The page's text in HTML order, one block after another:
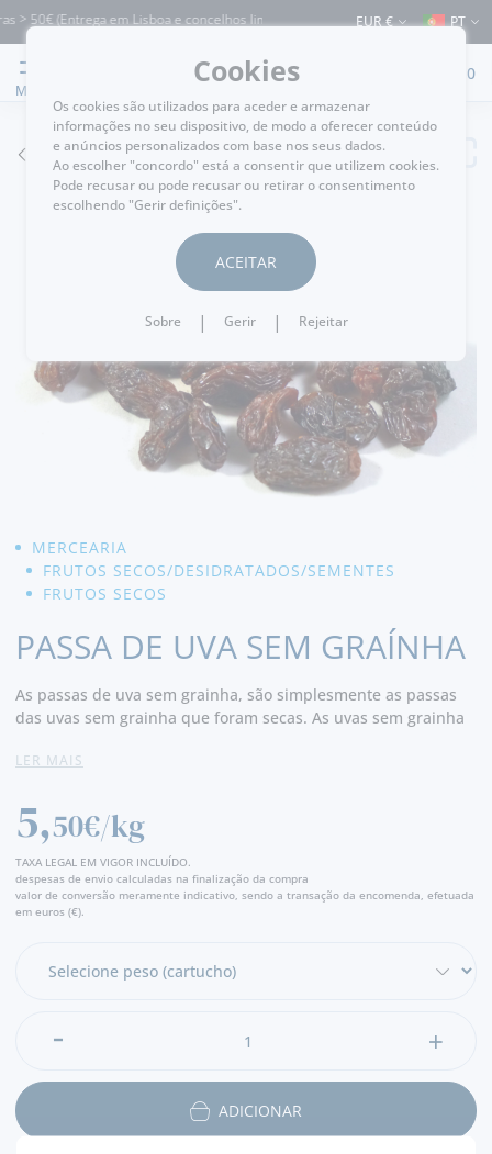
50€ (Entrega em Lisboa e concelhos limítrofes) ⚠️ Envios para Portugal e para
EUR € PT
MENU
0
VOLTAR
MERCEARIA
FRUTOS SECOS/DESIDRATADOS/SEMENTES
FRUTOS SECOS
PASSA DE UVA SEM GRAÍNHA
As passas de uva sem grainha, são simplesmente as passas
das uvas sem grainha que foram secas. As uvas sem grainha
geneticamente. As passas têm muitos benefícios para a saúde
provitamina A (beta caroteno) e de vitamina B3. A vitamina C
perde-se no processo de secagem, a par do que acontece com
outros frutos desidratados ou secos. Fonte de magnésio e
ferro, promovendo a saúde óssea e do sistema nervoso, assim
como a manutenção da energia corporal. Rica em
intestinal e previne o aparecimento de diabetes.
LER MAIS
5,50€/kg
TAXA LEGAL EM VIGOR INCLUÍDO.
despesas de envio calculadas na finalização da compra
valor de conversão meramente indicativo, sendo a transação da encomenda, efetuada
em euros (€).
ADICIONAR
Cookies
Os cookies são utilizados para aceder e armazenar
informações no seu dispositivo, de modo a oferecer conteúdo
e anúncios personalizados com base nos seus dados.
Ao escolher "concordo" está a consentir que utilizem cookies.
Pode recusar ou pode recusar ou retirar o consentimento
escolhendo "Gerir definições".
ACEITAR
Sobre | Gerir | Rejeitar